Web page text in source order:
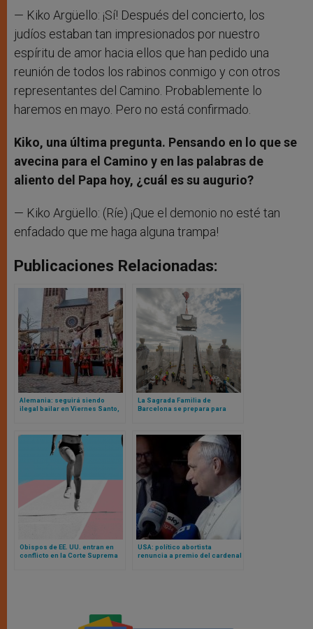
— Kiko Argüello: ¡Sí! Después del concierto, los
judíos estaban tan impresionados por nuestro
espíritu de amor hacia ellos que han pedido una
reunión de todos los rabinos conmigo y con otros
representantes del Camino. Probablemente lo
haremos en mayo. Pero no está confirmado.
Kiko, una última pregunta. Pensando en lo que se
avecina para el Camino y en las palabras de
aliento del Papa hoy, ¿cuál es su augurio?
— Kiko Argüello: (Ríe) ¡Que el demonio no esté tan
enfadado que me haga alguna trampa!
Publicaciones Relacionadas:
Alemania: seguirá siendo
ilegal bailar en Viernes Santo,
La Sagrada Familia de
Barcelona se prepara para
Europa
Obispos de EE. UU. entran en
conflicto en la Corte Suprema
USA: político abortista
renuncia a premio del cardenal